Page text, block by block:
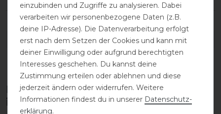
DETAILS ZUR PRODUKTSICHERHEIT
Diese Produkte könnten dich auch
interessieren
einzubinden und Zugriffe zu analysieren. Dabei
verarbeiten wir personenbezogene Daten (z.B.
deine IP-Adresse). Die Datenverarbeitung erfolgt
erst nach dem Setzen der Cookies und kann mit
deiner Einwilligung oder aufgrund berechtigten
Interesses geschehen. Du kannst deine
Zustimmung erteilen oder ablehnen und diese
jederzeit ändern oder widerrufen. Weitere
Informationen findest du in unserer Daten­schutz­
erklärung.